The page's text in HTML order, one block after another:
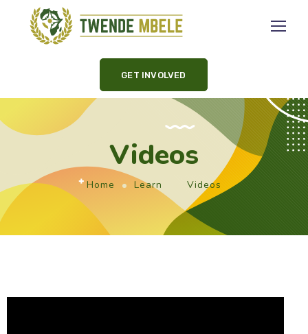
GET INVOLVED
Videos
Home Learn Videos